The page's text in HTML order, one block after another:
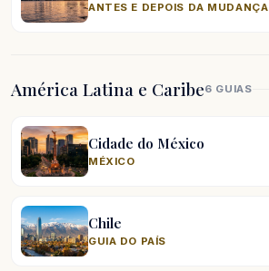
ANTES E DEPOIS DA MUDANÇA
América Latina e Caribe6 GUIAS
Cidade do México
MÉXICO
Chile
GUIA DO PAÍS